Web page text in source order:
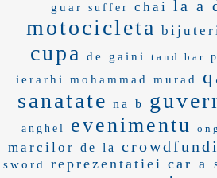
guar
suffer chai la a
motocicleta
cupa de gaini tand bar
ierarhi
mohammad murad
sanatate na b
anghel
evenimentu
marcilor de la
sword
reprezentatiei car a